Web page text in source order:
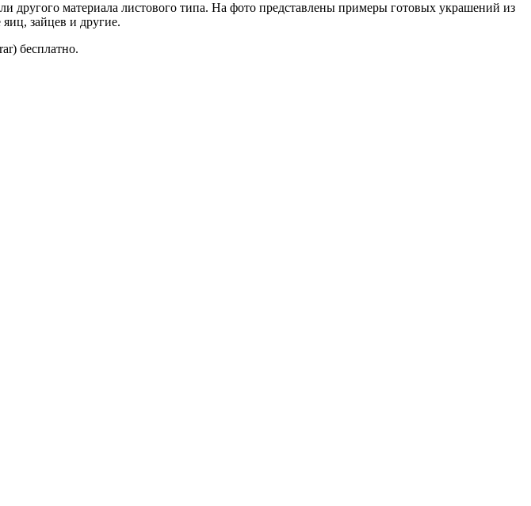
другого материала листового типа. На фото представлены примеры готовых украшений из
зайцев и другие.
бесплатно.